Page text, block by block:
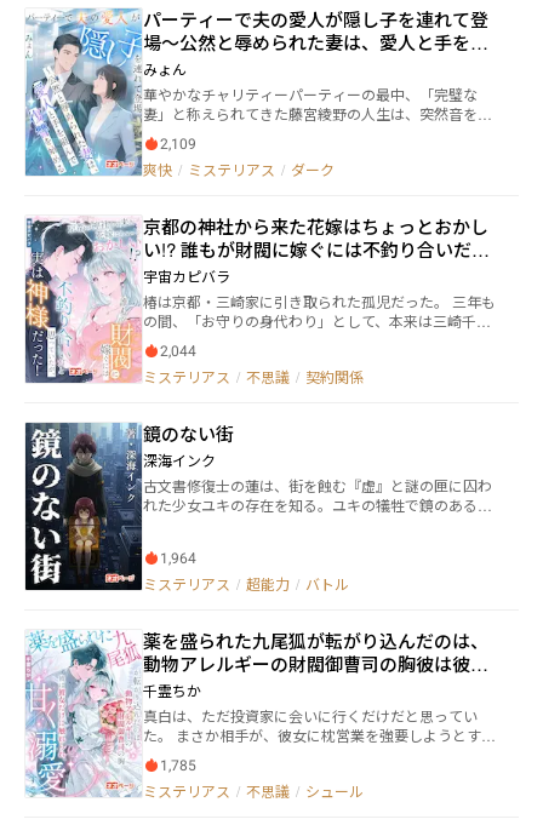
屋敷に置いてくれる理由も、たぶんそうだ。青い目が
珍しいからだ。気に入った玩具を手放したくない理由
と同じだ、と桜は思っている。ただ、唯一シリルに対
して好意的に思っていることがある。それは誰もが
「サクラ」と呼びにくいらしく「サーラ」と呼ぶの
に、シリルだけは正しく「サクラ」と呼ぶこと。「本
当の名を呼ばれないのは、寂しいだろう」と言われた
時、桜の胸がキュンと鳴ったのだが、気のせいだと思
うことにした。 桜はシリルに屋敷から出るなと言われ
シリルが留守の時を狙って、屋敷を抜け出し街に出
た。そこで攫われてしまう。
パーティーで夫の愛人が隠し子を連れて登
場～公然と辱められた妻は、愛人と手を組
んで復讐を始める
みょん
華やかなチャリティーパーティーの最中、「完璧な
妻」と称えられてきた藤宮綾野の人生は、突然音を立
てて崩れ落ちる。 夫・和真の愛人である梅原夏美が幼
い子どもを連れて現れ、 不倫、隠し子、財産の横領─
─ 綾野の“完璧な人生”はすべて夫の裏切りで成り立っ
和真の裏切りは、ただの不倫劇などではない。もっと
深く、もっと危険な闇がある。 独自に調査を進めるほ
どに、夫が巨額のマネーロンダリングに関与し、 さら
に極道組織へと繋がる犯罪ネットワークの一端を担っ
ている疑いが浮かび上がっていく。 追い詰められた綾
野は、同じく利用され、切り捨てられようとしていた
夏美と手を組む決断をする。 「生き残るために、すべ
てを奪い返す。」 かつては敵同士だった妻と愛人が、
生き残るために手を取り合い、狡猾で冷酷な共通の敵
2,109
爽快 / ミステリアス / ダーク
京都の神社から来た花嫁はちょっとおかし
い!? 誰もが財閥に嫁ぐには不釣り合いだと
思っていたが、実は神様だった！
宇宙カピバラ
椿は京都・三崎家に引き取られた孤児だった。 三年も
の間、「お守りの身代わり」として、本来は三崎千鶴
が受けるはずの厄災をすべて押し付けられてきた。 呼
びつけられては叱られ、物置同然の部屋に住まわさ
れ、残り物を食べる日々。 頬の平手打ちの跡が消えぬ
子を、わしの孫の嫁にする」 こうして椿は、東京屈指
の財閥・御手洗家に嫁ぐことになった。 結婚式の日。
御手洗晴は冷たい表情で言い放つ。 「これは取引だ。
俺が君を愛するなんて、期待するな」 椿は首をかしげ
て答えた。 「“愛”って何？ 食べられるの？」 ――それか
の場で三崎家を破産・投獄へ追い込む。 名門令嬢が出
自を嘲れば、晴は記者会見を開き堂々と宣言する。
「彼女は俺の生涯唯一の最愛だ。手を出すなら覚悟し
笑した。 「彼女を失うくらいなら、財閥社会すべてを
敵に回した方がましだ」 人々は皆、こう思っていた。 ――
御手洗夫人は、運だけで玉の輿に乗ったのだと。 だが
ある日、風見家本部が一面の薔薇の海に包まれ―― 人々は
ようやく知ることになる。 この夫人こそ、本物の神で
あると。 そして御手洗晴は、とうの昔に陥落してい
た。 「彼女が玉の輿に乗ったんじゃない。――高嶺に手を
伸ばしたのは、俺の方だ」
2,044
ミステリアス / 不思議 / 契約関係
鏡のない街
深海インク
古文書修復士の蓮は、街を蝕む『虚』と謎の匣に囚わ
れた少女ユキの存在を知る。ユキの犠牲で鏡のある過
1,964
ミステリアス / 超能力 / バトル
薬を盛られた九尾狐が転がり込んだのは、
動物アレルギーの財閥御曹司の胸――彼は彼女
だけに触れられ、甘く溺愛する
千霊ちか
真白は、ただ投資家に会いに行くだけだと思ってい
た。 まさか相手が、彼女に枕営業を強要しようとする
下衆な社長で、しかもジュースにまで薬を盛っていた
なんて。 命からがら逃げ出した途中で薬が回り、彼女
は理性を保てず――九尾狐の本来の姿へと戻ってしまう。
1,785
ミステリアス / 不思議 / シュール